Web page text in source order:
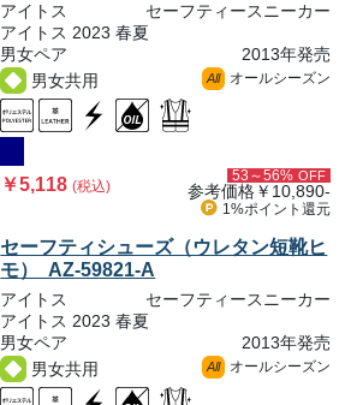
アイトス
セーフティースニーカー
アイトス 2023 春夏
男女ペア
2013年発売
男女共用
All オールシーズン
￥5,118(税込)
53～56% OFF
参考価格￥10,890-
1%ポイント 還元
セーフティシューズ（ウレタン短靴ヒ
モ） AZ-59821-A
アイトス
セーフティースニーカー
アイトス 2023 春夏
男女ペア
2013年発売
男女共用
All オールシーズン